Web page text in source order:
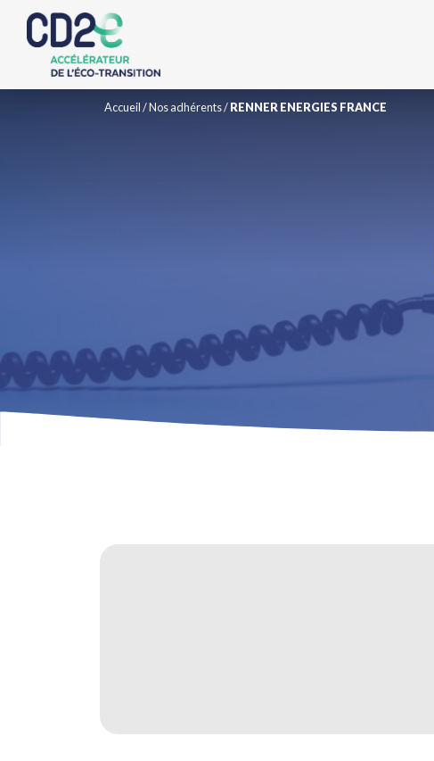
Accueil/Nos adhérents/RENNER ENERGIES FRANCE